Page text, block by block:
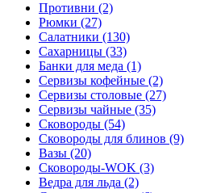
Противни (2)
Рюмки (27)
Салатники (130)
Сахарницы (33)
Банки для меда (1)
Сервизы кофейные (2)
Сервизы столовые (27)
Сервизы чайные (35)
Сковороды (54)
Сковороды для блинов (9)
Вазы (20)
Сковороды-WOK (3)
Ведра для льда (2)